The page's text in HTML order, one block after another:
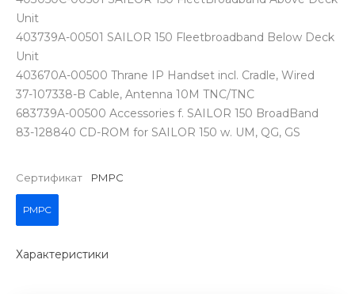
Unit
403739A-00501 SAILOR 150 Fleetbroadband Below Deck
Unit
403670A-00500 Thrane IP Handset incl. Cradle, Wired
37-107338-B Cable, Antenna 10M TNC/TNC
683739A-00500 Accessories f. SAILOR 150 BroadBand
83-128840 CD-ROM for SAILOR 150 w. UM, QG, GS
Сертификат РМРС
РМРС
Характеристики